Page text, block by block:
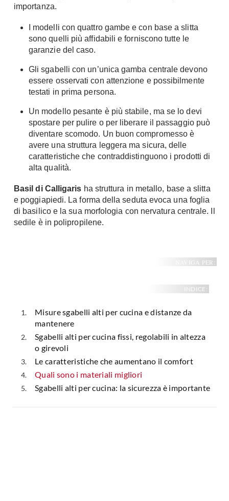
importanza.
I modelli con quattro gambe e con base a slitta
sono quelli più affidabili e forniscono tutte le
garanzie del caso.
Gli sgabelli con un’unica gamba centrale devono
essere osservati con attenzione e possibilmente
testati in prima persona.
Un modello pesante è più stabile, ma se lo devi
spostare per pulire o per liberare il passaggio può
diventare scomodo. Un buon compromesso è
avere una struttura leggera ma sicura, delle
caratteristiche che contraddistinguono i prodotti di
alta qualità.
Basil di Calligaris ha struttura in metallo, base a slitta
e poggiapiedi. La forma della seduta evoca una foglia
di basilico e la sua morfologia con nervatura centrale. Il
sedile è in polipropilene.
NAVIGA PER:
INDICE:
Misure sgabelli alti per cucina e distanze da
mantenere
Sgabelli alti per cucina fissi, regolabili in altezza
o girevoli
Le caratteristiche che aumentano il comfort
Quali sono i materiali migliori
Sgabelli alti per cucina: la sicurezza è importante